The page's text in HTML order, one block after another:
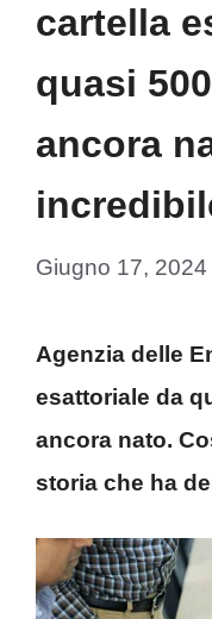
cartella
quasi
ancora
Giugno 17, 2024
Agenzia delle
esattoriale da
ancora nato.
storia che ha